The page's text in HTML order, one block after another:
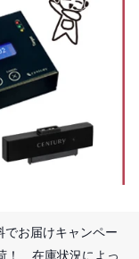
お届けキャンペー
！ 在庫状況によっ